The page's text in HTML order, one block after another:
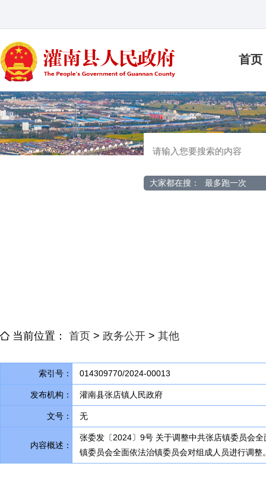
首页
大家都在搜： 最多跑一次
当前位置： 首页 > 政务公开 > 其他
索引号： 014309770/2024-00013
发布机构： 灌南县张店镇人民政府
文号： 无
内容概述：
张委发〔2024〕9号 关于调整中共张店镇委员会
镇委员会全面依法治镇委员会对组成人员进行调